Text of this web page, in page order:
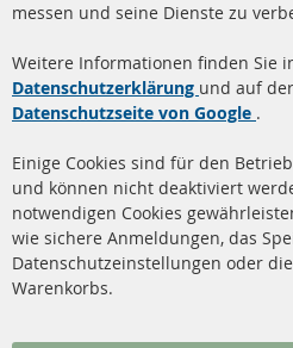
Quick Links
Dieselpartikelfilter (DPF)
Dieselpartikelfilter
Katalysator (KAT)
Sensoren
FAQ
messen und seine Dienste zu
Weitere Informationen finden Sie
Datenschutzerklärung und auf der
Datenschutzseite von Google .
Einige Cookies sind für den
und können nicht deaktiviert
notwendigen Cookies
wie sichere Anmeldungen, das
Datenschutzeinstellungen oder
Warenkorbs.